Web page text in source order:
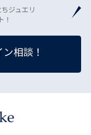
ジュエリ
！
相談！